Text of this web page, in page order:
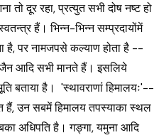
दूर रहा, प्रत्युत सभी दोष नष्ट हो
हैं। भिन्न-भिन्न सम्प्रदायोंमें
है, पर नामजपसे कल्याण होता है --
जैन आदि सभी मानते हैं। इसलिये
बताया है। 'स्थावराणां हिमालयः'--
हैं, उन सबमें हिमालय तपस्याका स्थल
अधिपति है। गङ्गा, यमुना आदि